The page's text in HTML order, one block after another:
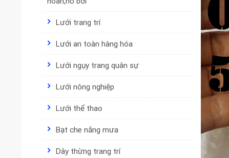
Lưới trang trí
Lưới an toàn hàng hóa
Lưới ngụy trang quân sự
Lưới nông nghiệp
Lưới thể thao
Bạt che nắng mưa
Dây thừng trang trí